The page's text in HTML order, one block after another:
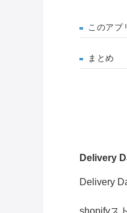
このアプ
まとめ
Delivery
Delivery
shopifyス